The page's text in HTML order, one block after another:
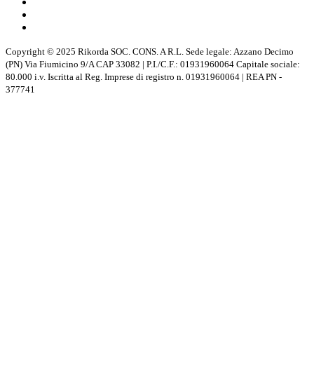
Copyright © 2025 Rikorda SOC. CONS. A R.L. Sede legale: Azzano Decimo
(PN) Via Fiumicino 9/A CAP 33082 | P.I./C.F.: 01931960064 Capitale sociale:
80.000 i.v. Iscritta al Reg. Imprese di registro n. 01931960064 | REA PN -
377741